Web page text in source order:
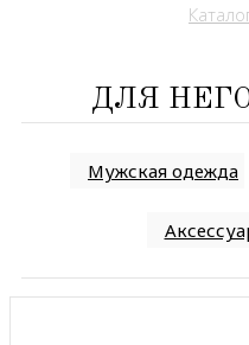
ДЛЯ
Мужская одежда